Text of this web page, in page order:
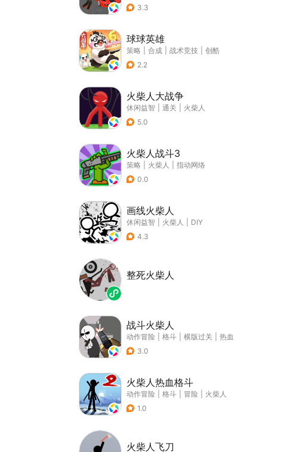
3.3
球球英雄
策略 合成 战术竞技
创酷
2.2
火柴人大战争
休闲益智 通关
火柴人
5.0
火柴人战斗3
策略 火柴人
指动网络
0.0
画线火柴人
休闲益智 火柴人
DIY
4.3
整死火柴人
战斗火柴人
动作冒险 格斗 横版过关
热血
3.0
火柴人热血格斗
动作冒险 格斗 冒险
火柴人
1.0
火柴人飞刀